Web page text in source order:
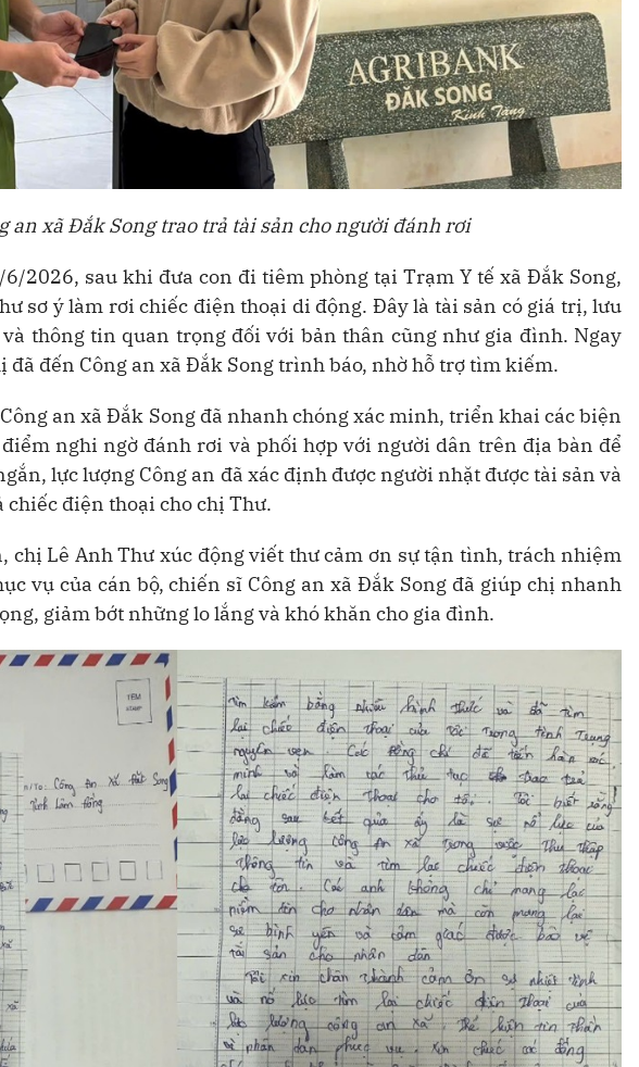
an xã Đắk Song trao trả tài sản cho người đánh rơi
2026, sau khi đưa con đi tiêm phòng tại Trạm Y tế xã Đắk Song,
sơ ý làm rơi chiếc điện thoại di động. Đây là tài sản có giá trị, lưu
thông tin quan trọng đối với bản thân cũng như gia đình. Ngay
đã đến Công an xã Đắk Song trình báo, nhờ hỗ trợ tìm kiếm.
an xã Đắk Song đã nhanh chóng xác minh, triển khai các biện
nghi ngờ đánh rơi và phối hợp với người dân trên địa bàn để
lực lượng Công an đã xác định được người nhặt được tài sản và
điện thoại cho chị Thư.
chị Lê Anh Thư xúc động viết thư cảm ơn sự tận tình, trách nhiệm
vụ của cán bộ, chiến sĩ Công an xã Đắk Song đã giúp chị nhanh
giảm bớt những lo lắng và khó khăn cho gia đình.